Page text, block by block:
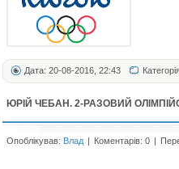
Дата: 20-08-2016, 22:43
ЮРІЙ ЧЕБАН. 2-РАЗОВИЙ
Опоблікував: Влад Коментарів: 0